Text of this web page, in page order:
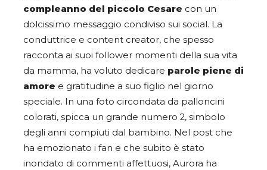
compleanno del piccolo Cesare con un
dolcissimo messaggio condiviso sui social. La
conduttrice e content creator, che spesso
racconta ai suoi follower momenti della sua vita
da mamma, ha voluto dedicare parole piene di
amore e gratitudine a suo figlio nel giorno
speciale. In una foto circondata da palloncini
colorati, spicca un grande numero 2, simbolo
degli anni compiuti dal bambino. Nel post che
ha emozionato i fan e che subito è stato
inondato di commenti affettuosi, Aurora ha